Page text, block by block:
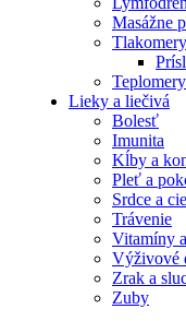
Masážne
Tlakomery
Teplomery
Lieky a liečivá
Bolesť
Imunita
Kĺby a
Pleť a
Srdce a
Trávenie
Vitamíny
Výživové
Zrak a
Zuby